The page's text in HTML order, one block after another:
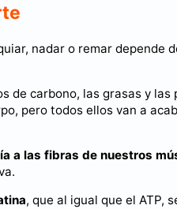
nadar o remar depende
de carbono, las grasas y
pero todos ellos van a
a las fibras de nuestros
, que al igual que el ATP,